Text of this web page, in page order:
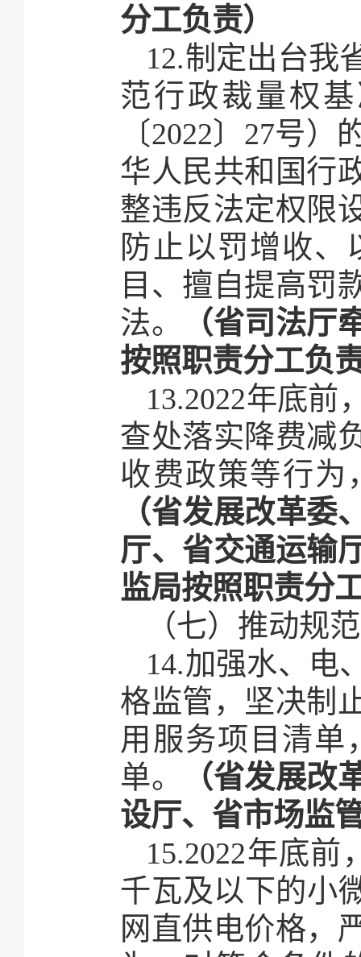
分工负责）
12.制定出台我
范行政裁量权
〔2022〕27号
华人民共和国行
整违反法定权限
防止以罚增收
目、擅自提高罚
法。
（省司法厅
按照职责分工负
13.2022年底前
查处落实降费减
收费政策等行为
（省发展改革委
厅、省交通运输
监局按照职责分
（七）推动规
14.加强水、电
格监管，坚决制
用服务项目清单
单。
（省发展改
设厅、省市场监
15.2022年底
千瓦及以下的小
网直供电价格，